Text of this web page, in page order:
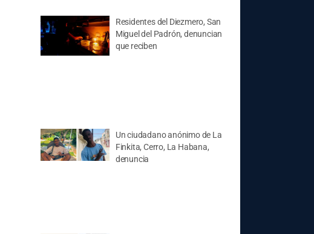
Residentes del Diezmero, San
Miguel del Padrón, denuncian
que reciben
Un ciudadano anónimo de La
Finkita, Cerro, La Habana,
denuncia